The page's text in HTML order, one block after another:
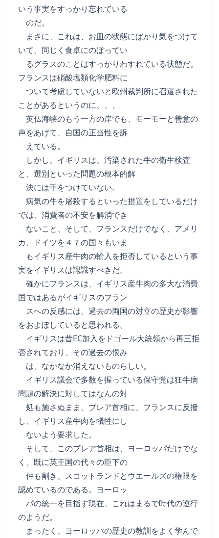
いう事実をすっかり忘れている
のだ。
まさに、これは、お皿の状態にばかり気をつけて
いて、同じく食卓にのぼってい
るグラスのことはすっかりわすれている状態だ。
フランスは硝酸塩類化学肥料に
ついて考慮していないと欧州裁判所に召還された
ことがあるというのに、、、
英仏海峡のもう一方の岸でも、モーモーと善意の
声をあげて、自国の正当性を訴
えている。
しかし、イギリスは、汚染された牛の衛生検査
と、選別といった問題の根本的解
決には手をつけていない。
病気の牛を屠殺するといった措置をしているだけ
では、消費者の不安を解消でき
ないこと、そして、フランスだけでなく、アメリ
カ、ドイツを４７の国々もいま
もイギリス産牛肉の輸入を拒否しているという事
実をイギリスは認識すべきだ。
確かにフランスは、イギリス産牛肉の多大な消費
国ではあるがイギリスのフラン
スへの反感には、過去の両国の対立の歴史が影響
をおよぼしていると思われる。
イギリスは昔EC加入をドゴール大統領から再三拒
否されており、その過去の恨み
は、なかなか消えないものらしい。
イギリス議会で多数を握っている保守党は狂牛病
問題の解決に対してはなんの対
処も施さぬまま、ブレア首相に、フランスに反撥
し、イギリス産牛肉を犠牲にし
ないよう要求した。
そして、このブレア首相は、ヨーロッパだけでな
く、既に英王国の代々の臣下の
仲も割き、スコットランドとウエールズの権限を
認めているのである。ヨーロッ
パの統一を目指す現在、これはまるで時代の逆行
のようだ。
まったく、ヨーロッパの歴史の教訓をよく学んで